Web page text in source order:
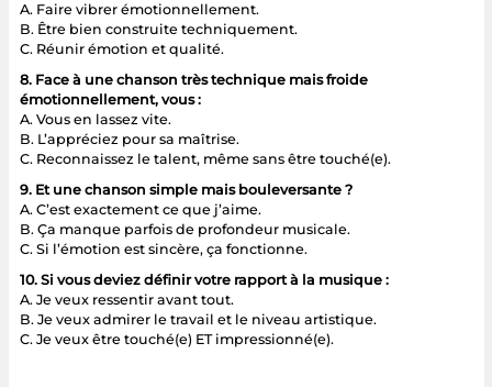
A. Faire vibrer émotionnellement.
B. Être bien construite techniquement.
C. Réunir émotion et qualité.
8. Face à une chanson très technique mais froide
émotionnellement, vous :
A. Vous en lassez vite.
B. L’appréciez pour sa maîtrise.
C. Reconnaissez le talent, même sans être touché(e).
9. Et une chanson simple mais bouleversante ?
A. C’est exactement ce que j’aime.
B. Ça manque parfois de profondeur musicale.
C. Si l’émotion est sincère, ça fonctionne.
10. Si vous deviez définir votre rapport à la musique :
A. Je veux ressentir avant tout.
B. Je veux admirer le travail et le niveau artistique.
C. Je veux être touché(e) ET impressionné(e).